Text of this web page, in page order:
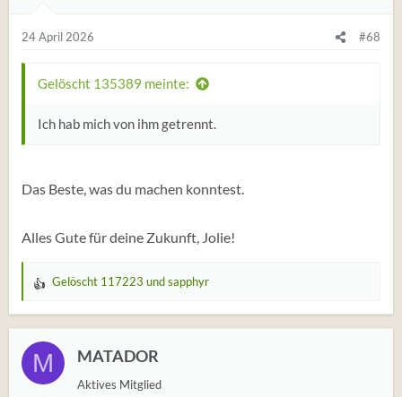
e
n
24 April 2026 #68
Gelöscht 135389 meinte:
Ich hab mich von ihm getrennt.
Das Beste, was du machen konntest.
Alles Gute für deine Zukunft, Jolie!
W
r
t
u
n
Gelöscht 117223 undsapphyr
M MATADOR
Aktives Mitglied